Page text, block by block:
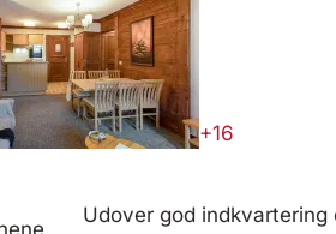
+16
Udover god indkvartering